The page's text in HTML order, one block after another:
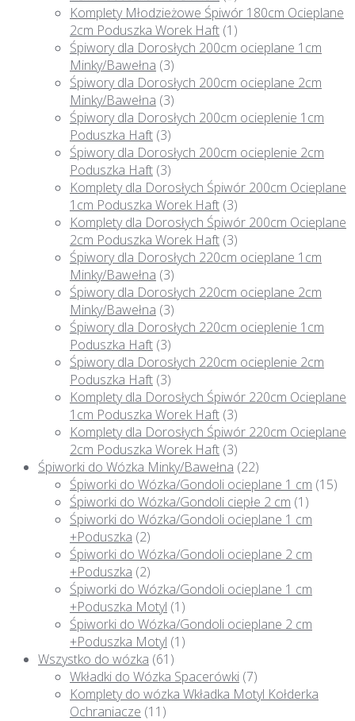
Komplety Młodzieżowe Śpiwór 180cm Ocieplane
2cm Poduszka Worek Haft (1)
Śpiwory dla Dorosłych 200cm ocieplane 1cm
Minky/Bawełna (3)
Śpiwory dla Dorosłych 200cm ocieplane 2cm
Minky/Bawełna (3)
Śpiwory dla Dorosłych 200cm ocieplenie 1cm
Poduszka Haft (3)
Śpiwory dla Dorosłych 200cm ocieplenie 2cm
Poduszka Haft (3)
Komplety dla Dorosłych Śpiwór 200cm Ocieplane
1cm Poduszka Worek Haft (3)
Komplety dla Dorosłych Śpiwór 200cm Ocieplane
2cm Poduszka Worek Haft (3)
Śpiwory dla Dorosłych 220cm ocieplane 1cm
Minky/Bawełna (3)
Śpiwory dla Dorosłych 220cm ocieplane 2cm
Minky/Bawełna (3)
Śpiwory dla Dorosłych 220cm ocieplenie 1cm
Poduszka Haft (3)
Śpiwory dla Dorosłych 220cm ocieplenie 2cm
Poduszka Haft (3)
Komplety dla Dorosłych Śpiwór 220cm Ocieplane
1cm Poduszka Worek Haft (3)
Komplety dla Dorosłych Śpiwór 220cm Ocieplane
2cm Poduszka Worek Haft (3)
Śpiworki do Wózka Minky/Bawełna (22)
Śpiworki do Wózka/Gondoli ocieplane 1 cm (15)
Śpiworki do Wózka/Gondoli ciepłe 2 cm (1)
Śpiworki do Wózka/Gondoli ocieplane 1 cm
+Poduszka (2)
Śpiworki do Wózka/Gondoli ocieplane 2 cm
+Poduszka (2)
Śpiworki do Wózka/Gondoli ocieplane 1 cm
+Poduszka Motyl (1)
Śpiworki do Wózka/Gondoli ocieplane 2 cm
+Poduszka Motyl (1)
Wszystko do wózka (61)
Wkładki do Wózka Spacerówki (7)
Komplety do wózka Wkładka Motyl Kołderka
Ochraniacze (11)